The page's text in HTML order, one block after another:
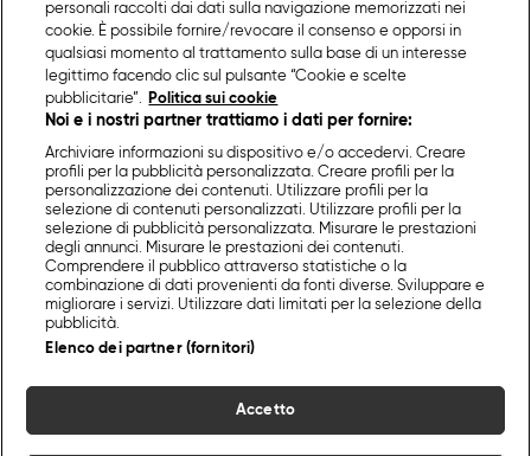
personali raccolti dai dati sulla navigazione memorizzati nei
cookie. È possibile fornire/revocare il consenso e opporsi in
qualsiasi momento al trattamento sulla base di un interesse
legittimo facendo clic sul pulsante “Cookie e scelte
pubblicitarie”.
Politica sui cookie
Noi e i nostri partner trattiamo i dati per fornire:
Archiviare informazioni su dispositivo e/o accedervi. Creare
profili per la pubblicità personalizzata. Creare profili per la
personalizzazione dei contenuti. Utilizzare profili per la
selezione di contenuti personalizzati. Utilizzare profili per la
selezione di pubblicità personalizzata. Misurare le prestazioni
degli annunci. Misurare le prestazioni dei contenuti.
Comprendere il pubblico attraverso statistiche o la
combinazione di dati provenienti da fonti diverse. Sviluppare e
migliorare i servizi. Utilizzare dati limitati per la selezione della
pubblicità.
Elenco dei partner (fornitori)
Accetto